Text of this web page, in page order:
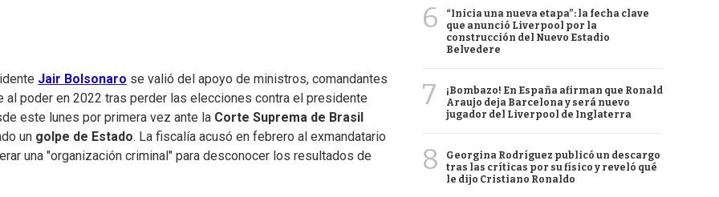
Jair Bolsonaro se valió del apoyo de ministros, comandantes
poder en 2022 tras perder las elecciones contra el presidente
este lunes por primera vez ante la Corte Suprema de Brasil
un golpe de Estado. La fiscalía acusó en febrero al exmandatario
una "organización criminal" para desconocer los resultados de
6
“Inicia una nueva etapa”: la fecha clave
que anunció Liverpool por la
construcción del Nuevo Estadio
Belvedere
7
¡Bombazo! En España afirman que Ronald
Araujo deja Barcelona y será nuevo
jugador del Liverpool de Inglaterra
8
Georgina Rodríguez publicó un descargo
tras las críticas por su físico y reveló qué
le dijo Cristiano Ronaldo